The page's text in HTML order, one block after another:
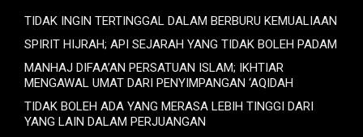
TIDAK INGIN TERTINGGAL DALAM BERBURU KEMUALIAAN
SPIRIT HIJRAH; API SEJARAH YANG TIDAK BOLEH PADAM
MANHAJ DIFAA’AN PERSATUAN ISLAM; IKHTIAR
MENGAWAL UMAT DARI PENYIMPANGAN ‘AQIDAH
TIDAK BOLEH ADA YANG MERASA LEBIH TINGGI DARI
YANG LAIN DALAM PERJUANGAN